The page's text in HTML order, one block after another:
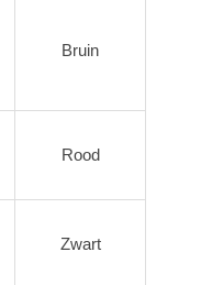
Bruin
Rood
Zwart